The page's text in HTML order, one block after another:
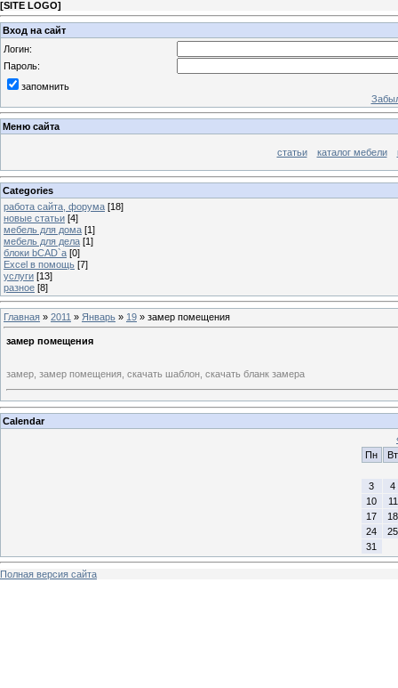
[SITE LOGO]
Вход на сайт
Логин:
Пароль:
запомнить
Меню сайта
статьи каталог мебели
Categories
работа сайта, форума [18]
новые статьи [4]
мебель для дома [1]
мебель для дела [1]
блоки bCAD`a [0]
Excel в помощь [7]
услуги [13]
разное [8]
Главная » 2011 » Январь » 19 » замер помещения
замер помещения
замер, замер помещения, скачать шаблон, скачать бланк замера
Calendar
Пн
Вт
3
4
10
11
17
18
24
25
31
Полная версия сайта